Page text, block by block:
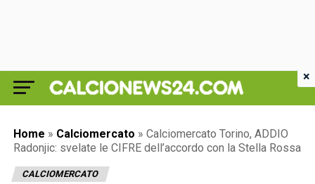
Home » Calciomercato » Calciomercato Torino, ADDIO
Radonjic: svelate le CIFRE dell’accordo con la Stella Rossa
CALCIOMERCATO
×